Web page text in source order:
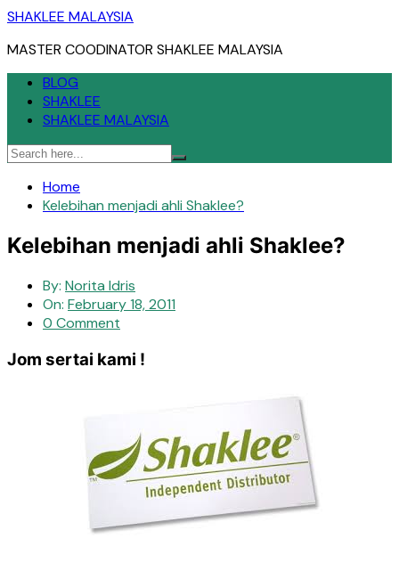
Skip
content
SHAKLEE MALAYSIA
MASTER COODINATOR SHAKLEE MALAYSIA
BLOG
SHAKLEE
SHAKLEE MALAYSIA
Home
Kelebihan menjadi ahli Shaklee?
Kelebihan menjadi ahli Shaklee?
By: Norita Idris
On: February 18, 2011
0 Comment
Jom sertai kami !